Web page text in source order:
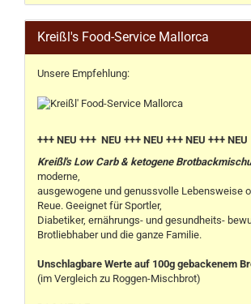
Kreißl's Food-Service Mallorca
Unsere Empfehlung:
+++ NEU +++ NEU +++ NEU +++ NEU +++ NEU
Kreißl's Low Carb & ketogene
moderne,
ausgewogene und genussvolle Lebensweise
Reue. Geeignet für Sportler,
Diabetiker, ernährungs- und gesundheits-
Brotliebhaber und die ganze Familie.
Unschlagbare Werte auf 100g gebackenem
(im Vergleich zu Roggen-Mischbrot)